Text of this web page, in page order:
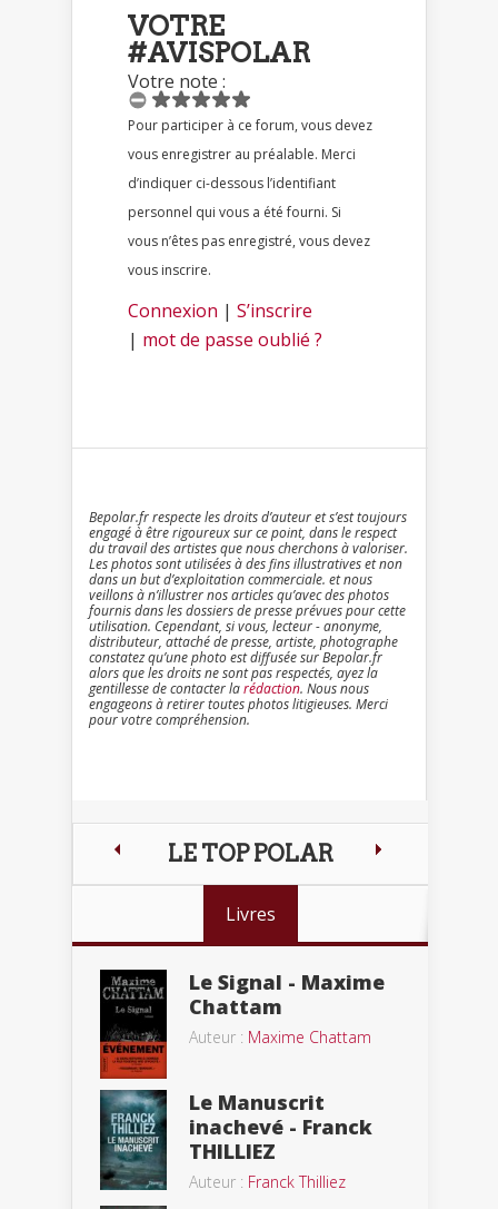
VOTRE
#AVISPOLAR
Votre note :
Pour participer à ce forum, vous devez
vous enregistrer au préalable. Merci
d’indiquer ci-dessous l’identifiant
personnel qui vous a été fourni. Si
vous n’êtes pas enregistré, vous devez
vous inscrire.
Connexion | S’inscrire
| mot de passe oublié ?
Bepolar.fr respecte les droits d’auteur et s’est toujours
engagé à être rigoureux sur ce point, dans le respect
du travail des artistes que nous cherchons à valoriser.
Les photos sont utilisées à des fins illustratives et non
dans un but d’exploitation commerciale. et nous
veillons à n’illustrer nos articles qu’avec des photos
fournis dans les dossiers de presse prévues pour cette
utilisation. Cependant, si vous, lecteur - anonyme,
distributeur, attaché de presse, artiste, photographe
constatez qu’une photo est diffusée sur Bepolar.fr
alors que les droits ne sont pas respectés, ayez la
gentillesse de contacter larédaction. Nous nous
engageons à retirer toutes photos litigieuses. Merci
pour votre compréhension.
LE TOP POLAR
Livres
Le Signal - Maxime
Chattam
Auteur : Maxime Chattam
Le Manuscrit
inachevé - Franck
THILLIEZ
Auteur : Franck Thilliez